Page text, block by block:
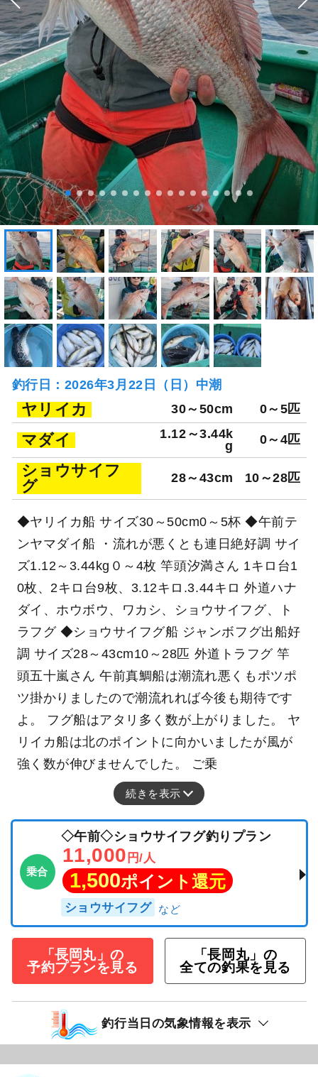
釣行日：2026年3月22日（日）中潮
ヤリイカ 30～50cm 0～5匹
マダイ
1.12～3.44k
g
0～4匹
ショウサイフ
グ
28～43cm 10～28匹
◆ヤリイカ船 サイズ30～50cm0～5杯 ◆午前テ
ンヤマダイ船 ・流れが悪くとも連日絶好調 サイ
ズ1.12～3.44kg０～4枚 竿頭汐満さん 1キロ台1
0枚、2キロ台9枚、3.12キロ.3.44キロ 外道ハナ
ダイ、ホウボウ、ワカシ、ショウサイフグ、ト
ラフグ ◆ショウサイフグ船 ジャンボフグ出船好
調 サイズ28～43cm10～28匹 外道トラフグ 竿
頭五十嵐さん 午前真鯛船は潮流れ悪くもポツポ
ツ掛かりましたので潮流れれば今後も期待です
よ。 フグ船はアタリ多く数が上がりました。 ヤ
リイカ船は北のポイントに向かいましたが風が
強く数が伸びませんでした。 ご乗
続きを表示
乗合
◇午前◇ショウサイフグ釣りプラン
11,000 円/人
1,500ポイント還元
ショウサイフグ
「長岡丸」の
予約プランを見る
「長岡丸」の
全ての釣果を見る
釣行当日の気象情報を表示